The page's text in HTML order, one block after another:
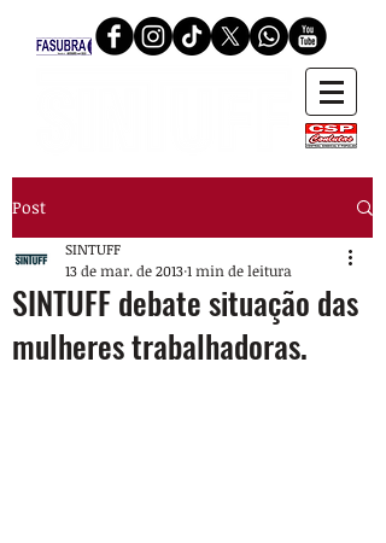
Post
SINTUFF debate situação das
mulheres trabalhadoras.
SINTUFF
13 de mar. de 20131 min de leitura